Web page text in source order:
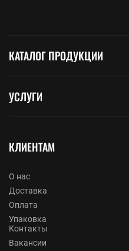
КАТАЛОГ ПРОДУКЦИИ
УСЛУГИ
КЛИЕНТАМ
О нас
Доставка
Оплата
Упаковка
Контакты
Вакансии